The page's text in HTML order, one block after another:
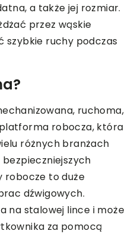
a także jej rozmiar.
przez wąskie
szybkie ruchy podczas
ruchoma,
robocza, która
różnych branżach
robocze to duże
dźwigowych.
na stalowej lince i może
za pomocą